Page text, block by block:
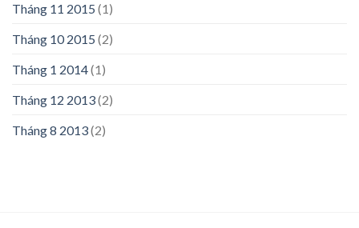
Tháng 11 2015 (1)
Tháng 10 2015 (2)
Tháng 1 2014(1)
Tháng 12 2013(2)
Tháng 8 2013(2)